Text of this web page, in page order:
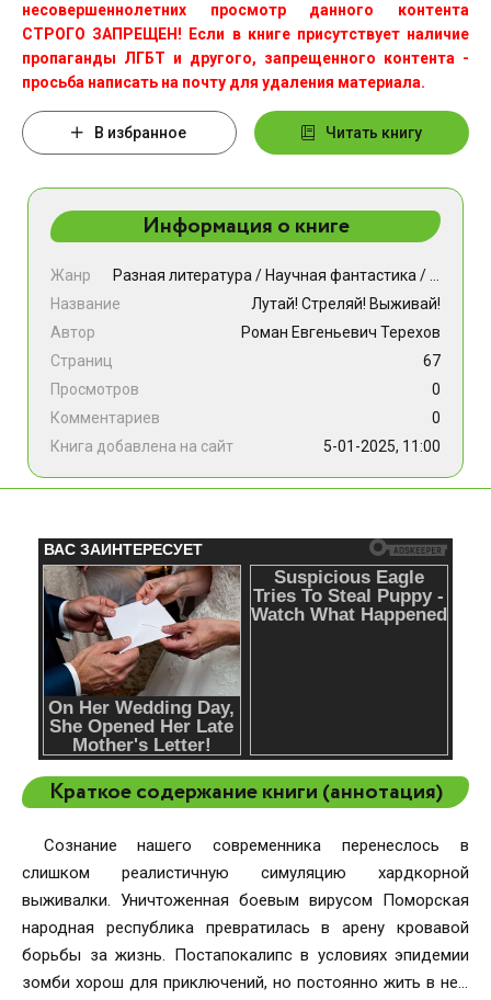
несовершеннолетних просмотр данного контента
СТРОГО ЗАПРЕЩЕН! Если в книге присутствует наличие
пропаганды ЛГБТ и другого, запрещенного контента -
просьба написать на почту для удаления материала.
В избранное Читать книгу
Информация о книге
Жанр Разная литература / Научная фантастика /
Название
Лутай! Стреляй! Выживай!
Автор
Роман Евгеньевич Терехов
Страниц
67
Просмотров
0
Комментариев
0
Книга добавлена на сайт
5-01-2025, 11:00
Краткое содержание книги (аннотация)
Сознание нашего современника перенеслось в
слишком реалистичную симуляцию хардкорной
выживалки. Уничтоженная боевым вирусом Поморская
народная республика превратилась в арену кровавой
борьбы за жизнь. Постапокалипс в условиях эпидемии
зомби хорош для приключений, но постоянно жить в нем